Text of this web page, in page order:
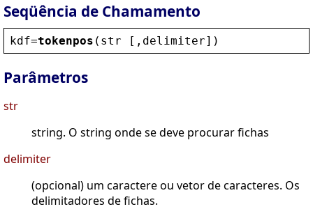
Seqüência de Chamamento
kdf=tokenpos ( str [, delimiter])
Parâmetros
str
string. O string onde se deve procurar fichas
delimiter
(opcional) um caractere ou vetor de caracteres. Os
delimitadores de fichas.